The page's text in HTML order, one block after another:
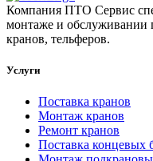
Компания ПТО Сервис
монтаже и обслуживании
кранов, тельферов.
Услуги
Поставка кранов
Монтаж кранов
Ремонт кранов
Поставка концевых